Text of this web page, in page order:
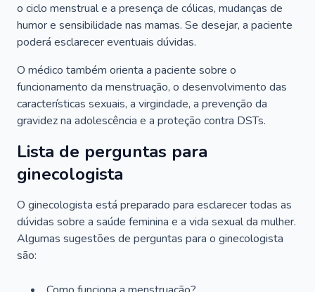
o ciclo menstrual e a presença de cólicas, mudanças de
humor e sensibilidade nas mamas. Se desejar, a paciente
poderá esclarecer eventuais dúvidas.
O médico também orienta a paciente sobre o
funcionamento da menstruação, o desenvolvimento das
características sexuais, a virgindade, a prevenção da
gravidez na adolescência e a proteção contra DSTs.
Lista de perguntas para
ginecologista
O ginecologista está preparado para esclarecer todas as
dúvidas sobre a saúde feminina e a vida sexual da mulher.
Algumas sugestões de perguntas para o ginecologista
são: